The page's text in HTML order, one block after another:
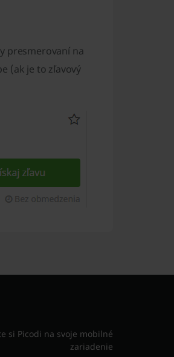
presmerovaní na
(ak je to zľavový
si Picodi na svoje mobilné
zariadenie